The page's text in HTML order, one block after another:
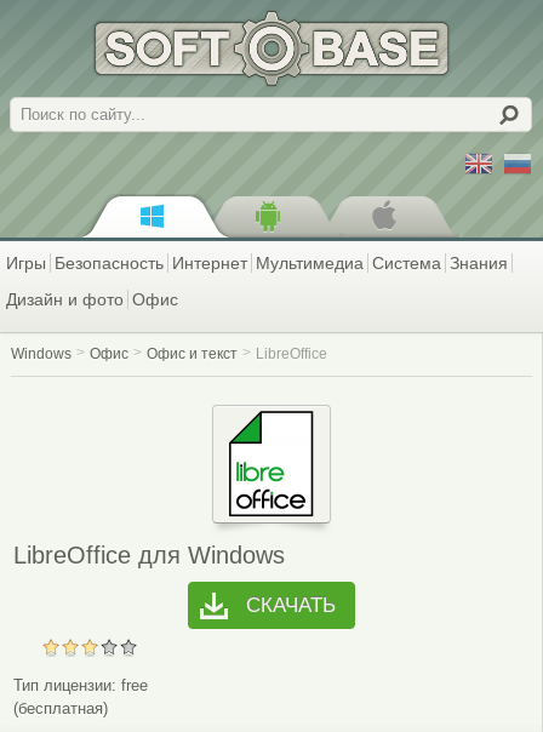
Поиск
Игры Безопасность Интернет Мультимедиа Система Знания
Дизайн и фото Офис
Windows Офис Офис и текст LibreOffice
LibreOffice для Windows
СКАЧАТЬ
Тип лицензии: free
(бесплатная)